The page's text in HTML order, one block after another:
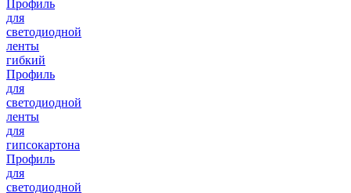
Профиль
для
светодиодной
ленты
гибкий
Профиль
для
светодиодной
ленты
для
гипсокартона
Профиль
для
светодиодной